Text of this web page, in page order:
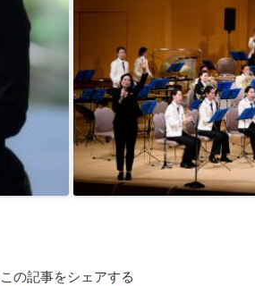
この記事をシェアする